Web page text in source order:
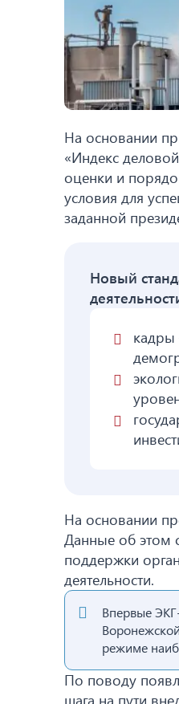
На основании
«Индекс
оценки и
условия для
заданной
Новый
кадры
На основании
Данные об этом
поддержки
деятельности.
Впервые
режиме
По поводу